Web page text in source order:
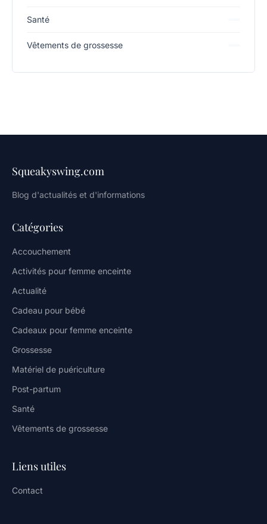
Santé
Vêtements de grossesse
Squeakyswing.com
Blog d'actualités et d'informations
Catégories
Accouchement
Activités pour femme enceinte
Actualité
Cadeau pour bébé
Cadeaux pour femme enceinte
Grossesse
Matériel de puériculture
Post-partum
Santé
Vêtements de grossesse
Liens utiles
Contact